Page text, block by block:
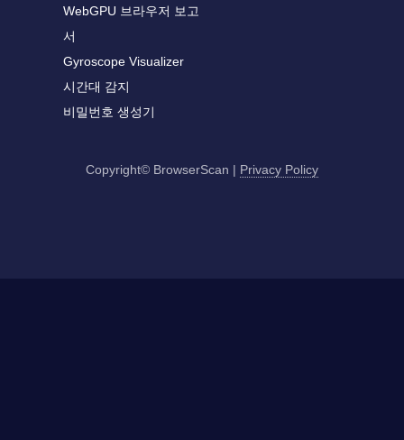
WebGPU 브라우저 보고
서
Gyroscope Visualizer
시간대 감지
비밀번호 생성기
Copyright© BrowserScan | Privacy Policy